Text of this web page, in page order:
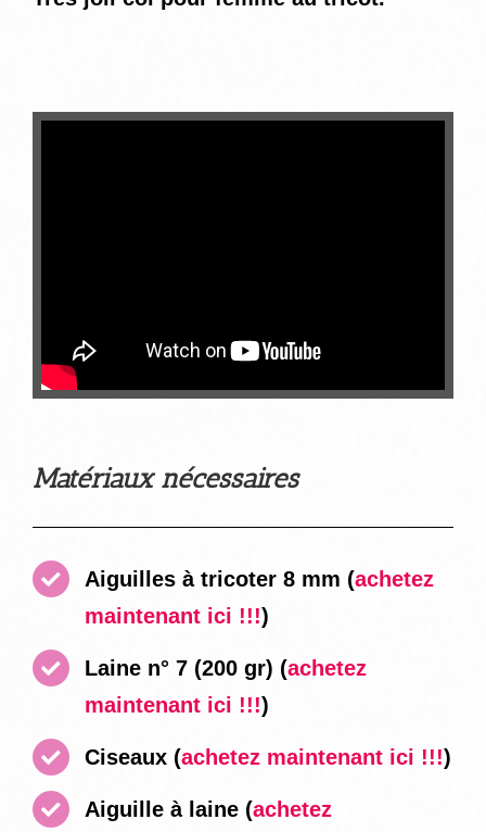
Matériaux nécessaires
Aiguilles à tricoter 8 mm (achetez
maintenant ici !!!)
Laine n° 7 (200 gr) (achetez
maintenant ici !!!)
Ciseaux (achetez maintenant ici !!!)
Aiguille à laine (achetez